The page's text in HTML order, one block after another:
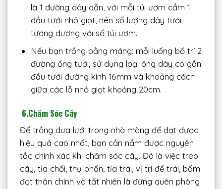
là 1 đường dây dẫn, với mỗi túi ươm cắm 1
đầu tưới nhỏ giọt, nên số lượng dây tưới
tương đương với số túi ươm.
Nếu bạn trồng bằng máng: mỗi luống bố trí 2
đường ống tưới, sử dụng loại ông dây có gắn
đầu tưới đường kính 16mm và khoảng cách
giữa các lỗ nhỏ giọt khoảng 20cm.
6.Chăm Sóc Cây
Để trồng dưa lưới trong nhà màng để đạt được
hiệu quả cao nhất, bạn cần nắm được nguyên
tắc chính xác khi chăm sóc cây. Đó là việc treo
cây, tỉa chồi, thụ phấn, tỉa trái, vị trí để trái, bấm
đọt thân chính và tất nhiên là đừng quên phòng